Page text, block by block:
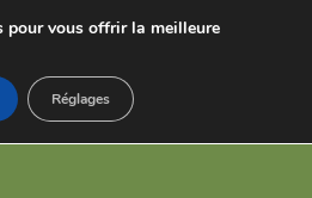
pour vous offrir la meilleure
Réglages